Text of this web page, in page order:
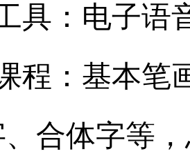
：电子语
：基本笔
合体字等